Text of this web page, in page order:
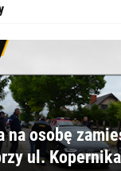
na osobę
ul.